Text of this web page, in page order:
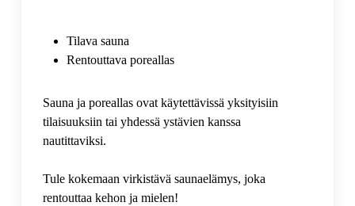
Tilava sauna
Rentouttava poreallas
Sauna ja poreallas ovat käytettävissä yksityisiin
tilaisuuksiin tai yhdessä ystävien kanssa
nautittaviksi.
Tule kokemaan virkistävä saunaelämys, joka
rentouttaa kehon ja mielen!